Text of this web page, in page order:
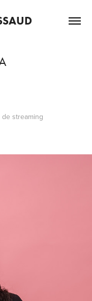
streaming